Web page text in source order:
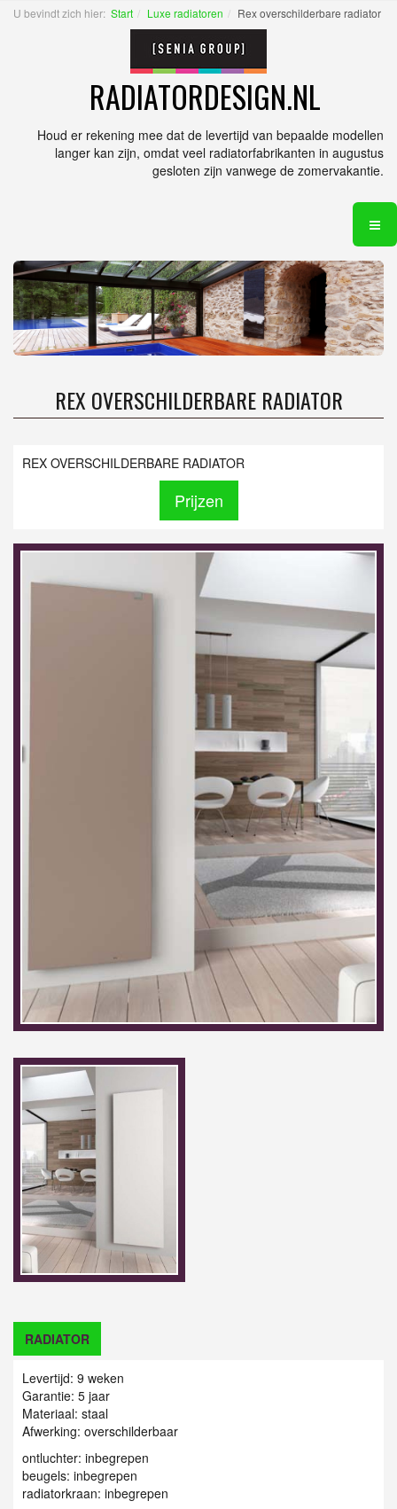
U bevindt zich hier: Start Luxe radiatoren Rex overschilderbare radiator
RADIATORDESIGN.NL
Houd er rekening mee dat de levertijd van bepaalde modellen
langer kan zijn, omdat veel radiatorfabrikanten in augustus
gesloten zijn vanwege de zomervakantie.
REX OVERSCHILDERBARE RADIATOR
REX OVERSCHILDERBARE RADIATOR
Prijzen
RADIATOR
Levertijd: 9 weken
Garantie: 5 jaar
Materiaal: staal
Afwerking: overschilderbaar
ontluchter: inbegrepen
beugels: inbegrepen
radiatorkraan: inbegrepen